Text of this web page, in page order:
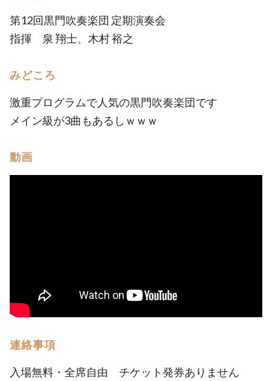
第12回黒門吹奏楽団 定期演奏会
指揮 泉 翔士、木村 裕之
みどころ
激重プログラムで人気の黒門吹奏楽団です
メイン級が3曲もあるしｗｗｗ
動画
連絡事項
入場無料・全席自由 チケット発券ありません